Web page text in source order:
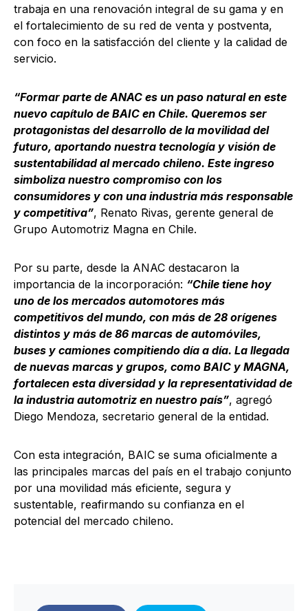
trabaja en una renovación integral de su gama y en
el fortalecimiento de su red de venta y postventa,
con foco en la satisfacción del cliente y la calidad de
servicio.
“Formar parte de ANAC es un paso natural en este
nuevo capítulo de BAIC en Chile. Queremos ser
protagonistas del desarrollo de la movilidad del
futuro, aportando nuestra tecnología y visión de
sustentabilidad al mercado chileno. Este ingreso
simboliza nuestro compromiso con los
consumidores y con una industria más responsable
y competitiva”, Renato Rivas, gerente general de
Grupo Automotriz Magna en Chile.
Por su parte, desde la ANAC destacaron la
importancia de la incorporación: “Chile tiene hoy
uno de los mercados automotores más
competitivos del mundo, con más de 28 orígenes
distintos y más de 86 marcas de automóviles,
buses y camiones compitiendo día a día. La llegada
de nuevas marcas y grupos, como BAIC y MAGNA,
fortalecen esta diversidad y la representatividad de
la industria automotriz en nuestro país”, agregó
Diego Mendoza, secretario general de la entidad.
Con esta integración, BAIC se suma oficialmente a
las principales marcas del país en el trabajo conjunto
por una movilidad más eficiente, segura y
sustentable, reafirmando su confianza en el
potencial del mercado chileno.